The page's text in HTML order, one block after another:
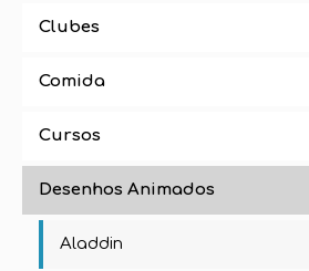
Clubes
Comida
Cursos
Desenhos Animados
Aladdin